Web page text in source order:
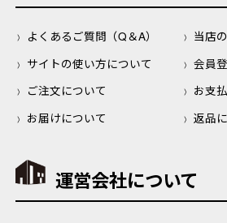
よくあるご質問（Q＆A）
当店
サイトの使い方について
会員
ご注文について
お支
お届けについて
返品
運営会社について